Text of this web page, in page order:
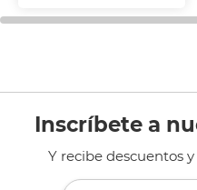
general de oficina.
Inscríbete a
Y recibe descuentos